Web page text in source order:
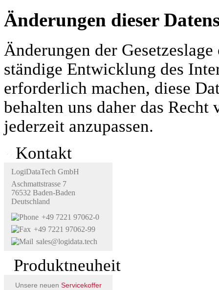
Änderungen dieser
Änderungen der
ständige Entwicklung des
erforderlich machen, diese
behalten uns daher das
jederzeit anzupassen.
Kontakt
LogiDataTech GmbH
Aschmattstrasse 7
76532 Baden-Baden
Deutschland
+49 7221 97062-0
+49 7221 97062-99
sales@logidata.tech
Produktneuheit
Unsere neuen Servicekoffer